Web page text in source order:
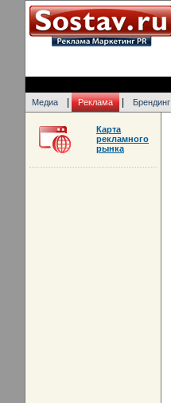
Медиа Реклама Брендинг
Карта
рекламного
рынка